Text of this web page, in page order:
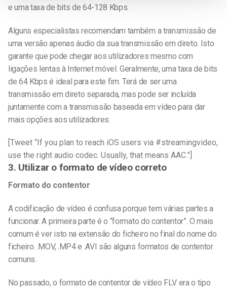
e uma taxa de bits de 64-128 Kbps.
Alguns especialistas recomendam também a transmissão de
uma versão apenas áudio da sua transmissão em direto. Isto
garante que pode chegar aos utilizadores mesmo com
ligações lentas à Internet móvel. Geralmente, uma taxa de bits
de 64 Kbps é ideal para este fim. Terá de ser uma
transmissão em direto separada, mas pode ser incluída
juntamente com a transmissão baseada em vídeo para dar
mais opções aos utilizadores.
[Tweet “If you plan to reach iOS users via #streamingvideo,
use the right audio codec. Usually, that means AAC.”]
3. Utilizar o formato de vídeo correto
Formato do contentor
A codificação de vídeo é confusa porque tem várias partes a
funcionar. A primeira parte é o “formato do contentor”. O mais
comum é ver isto na extensão do ficheiro no final do nome do
ficheiro. .MOV, .MP4 e .AVI são alguns formatos de contentor
comuns.
No passado, o formato de contentor de vídeo FLV era o tipo